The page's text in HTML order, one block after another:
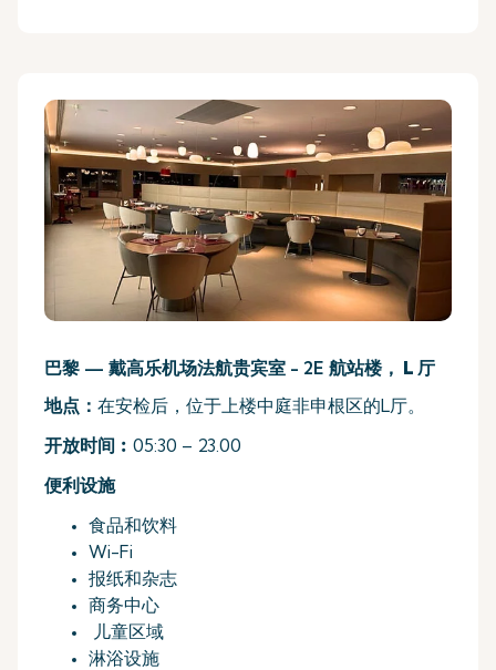
巴黎 — 戴高乐机场法航贵宾室 - 2E 航站楼， L 厅
地点： 在安检后，位于上楼中庭非申根区的L厅。
开放时间︰ 05:30 – 23.00
便利设施
食品和饮料
Wi-Fi
报纸和杂志
商务中心
儿童区域
淋浴设施